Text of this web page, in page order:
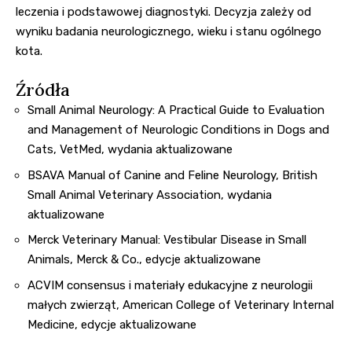
leczenia i podstawowej diagnostyki. Decyzja zależy od
wyniku badania neurologicznego, wieku i stanu ogólnego
kota.
Źródła
Small Animal Neurology: A Practical Guide to Evaluation
and Management of Neurologic Conditions in Dogs and
Cats, VetMed, wydania aktualizowane
BSAVA Manual of Canine and Feline Neurology, British
Small Animal Veterinary Association, wydania
aktualizowane
Merck Veterinary Manual: Vestibular Disease in Small
Animals, Merck & Co., edycje aktualizowane
ACVIM consensus i materiały edukacyjne z neurologii
małych zwierząt, American College of Veterinary Internal
Medicine, edycje aktualizowane